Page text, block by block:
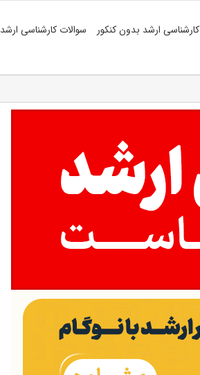
کارشناسی ارشد بدون کنکور سوالات کارشناسی ارشد